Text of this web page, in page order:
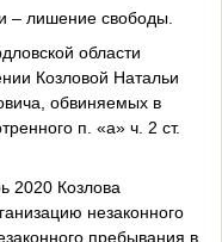
– лишение свободы.
области
Козловой Натальи
обвиняемых в
п. «а» ч. 2 ст.
2020 Козлова
незаконного
пребывания в